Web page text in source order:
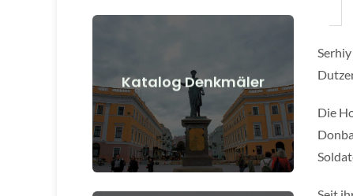
Katalog Denkmäler
Denkmäler, Kunstwerke vor und
nach Kriegsbeginn
Details anzeigen
Die